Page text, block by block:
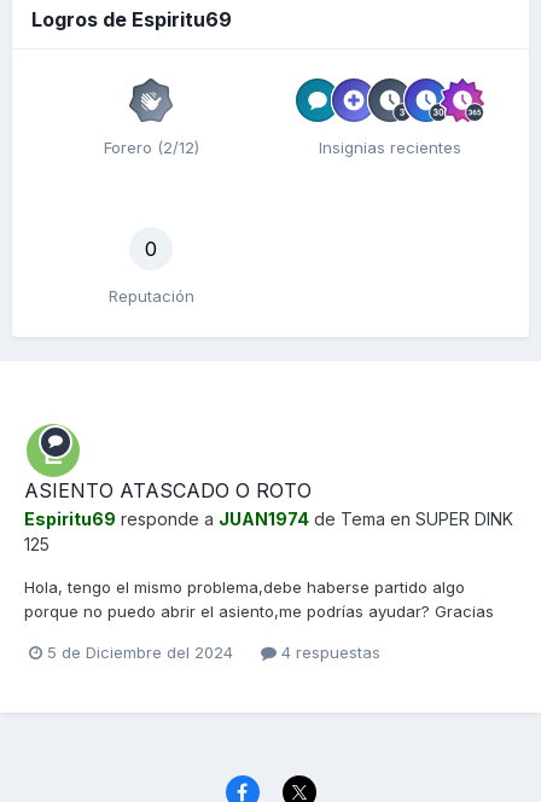
Logros de Espiritu69
Forero (2/12) Insignias recientes
0
Reputación
ASIENTO ATASCADO O ROTO
Espiritu69 responde a JUAN1974 de Tema en SUPER DINK
125
Hola, tengo el mismo problema,debe haberse partido algo
porque no puedo abrir el asiento,me podrías ayudar? Gracias
5 de Diciembre del 2024 4 respuestas